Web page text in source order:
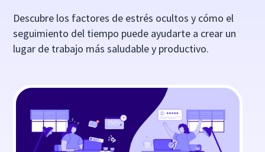
Descubre los factores de estrés ocultos y cómo el
seguimiento del tiempo puede ayudarte a crear un
lugar de trabajo más saludable y productivo.